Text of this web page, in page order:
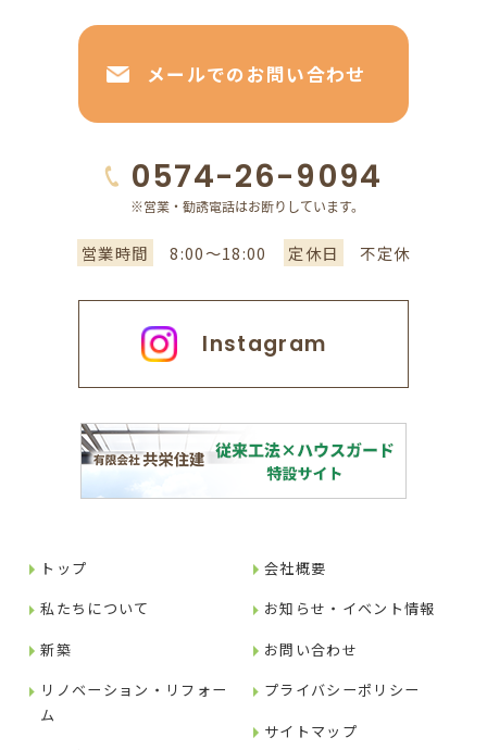
メールでのお問い合わせ
0574-26-9094
営業時間 8:00～18:00 定休日 不定休
Instagram
トップ
私たちについて
新築
リノベーション・リフォー
ム
会社概要
お知らせ・イベント情報
お問い合わせ
プライバシーポリシー
サイトマップ